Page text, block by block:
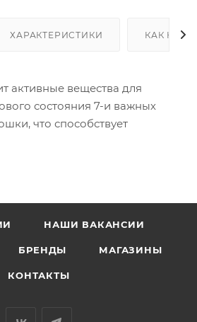
ХАРАКТЕРИСТИКИ КАК
активные вещества для
состояния 7-и важных
что способствует
система - женьшень,
(включая кальций и
D3
НАШИ ВАКАНСИИ
БРЕНДЫ МАГАЗИНЫ
КОНТАКТЫ